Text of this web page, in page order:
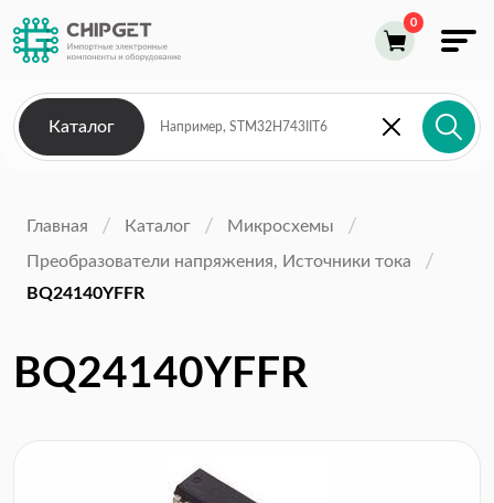
Каталог
Главная Каталог
Микросхемы
Преобразователи напряжения, Источники тока
BQ24140YFFR
BQ24140YFFR